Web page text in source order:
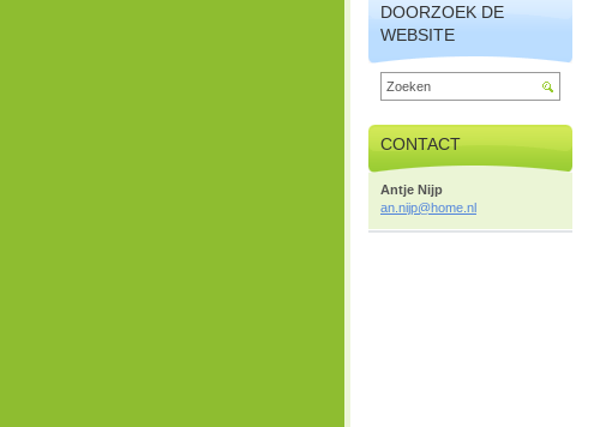
DOORZOEK DE
WEBSITE
CONTACT
Antje Nijp
an.nijp@home.nl